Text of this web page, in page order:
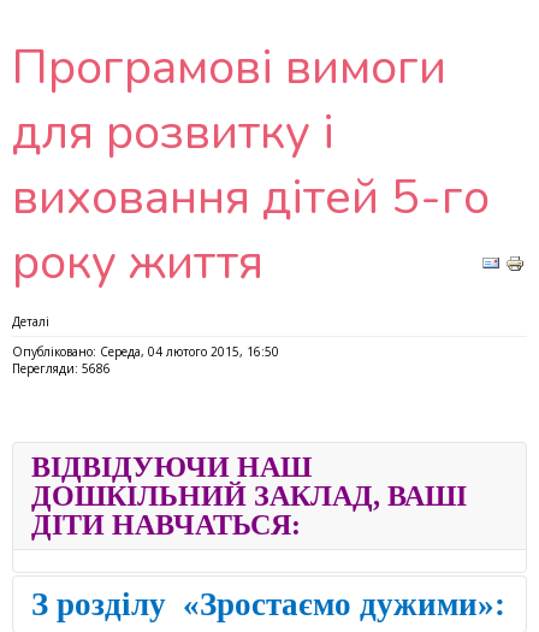
Програмові вимоги
для розвитку і
виховання дітей 5-го
року життя
Деталі
Опубліковано: Середа, 04 лютого 2015, 16:50
Перегляди: 5686
ВІДВІДУЮЧИ НАШ
ДОШКІЛЬНИЙ ЗАКЛАД, ВАШІ
ДІТИ НАВЧАТЬСЯ:
З розділу «Зростаємо дужими»: